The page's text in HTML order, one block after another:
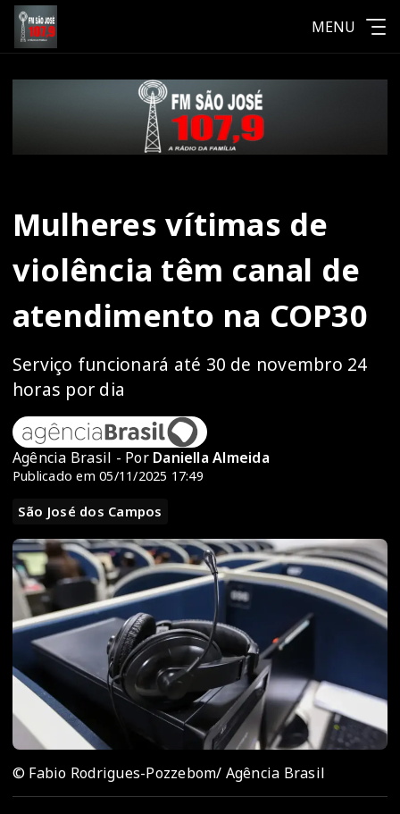
MENU
Mulheres vítimas de
violência têm canal de
atendimento na COP30
Serviço funcionará até 30 de novembro 24
horas por dia
Agência Brasil - Por Daniella Almeida
Publicado em 05/11/2025 17:49
São José dos Campos
© Fabio Rodrigues-Pozzebom/ Agência Brasil